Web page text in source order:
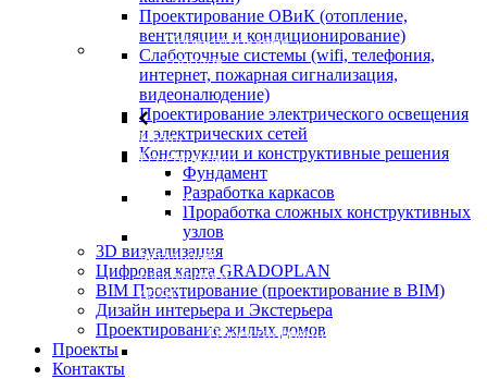
Проектирование
городов
Назад
Генеральный
План
Мастер
план
детальной
планировки
(ПДП)
Проектирование
Проектирование ОВиК (отопление,
вентиляции и кондиционирование)
Слаботочные системы (wifi, телефония,
интернет, пожарная сигнализация,
видеоналюдение)
Проектирование электрического освещения
и электрических сетей
Конструкции и конструктивные решения
Фундамент
Разработка каркасов
Проработка сложных конструктивных
узлов
3D визуализация
Цифровая карта GRADOPLAN
BIM Проектирование (проектирование в BIM)
Дизайн интерьера и Экстерьера
Проектирование жилых домов
Проекты
Контакты